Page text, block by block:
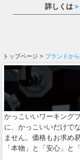
詳しくは
トップページ > ブランドか
かっこいいワーキング
に、かっこいいだけで
ません。価格もお求め
「本物」と「安心」と